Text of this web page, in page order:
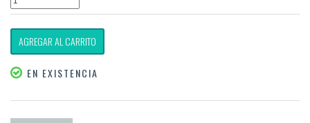
AGREGAR AL CARRITO
EN EXISTENCIA